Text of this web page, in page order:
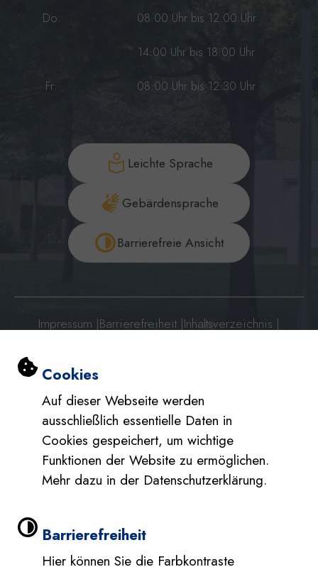
Einstellungen zu Cookies und
Cookies
Auf dieser Webseite werden
ausschließlich essentielle Daten in
Cookies gespeichert, um wichtige
Funktionen der Website zu ermöglichen.
Mehr dazu in der Datenschutzerklärung.
Barrierefreiheit
Hier können Sie die Farbkontraste
Do: 08:00 Uhr bis 12:00 Uhr
14:00 Uhr bis 18:00 Uhr
Fr: 08:00 Uhr bis 12:30 Uhr
Leichte Sprache
Gebärdensprache
Barrierefreie Ansicht
Impressum |Barrierefreiheit |Inhaltsverzeichnis |